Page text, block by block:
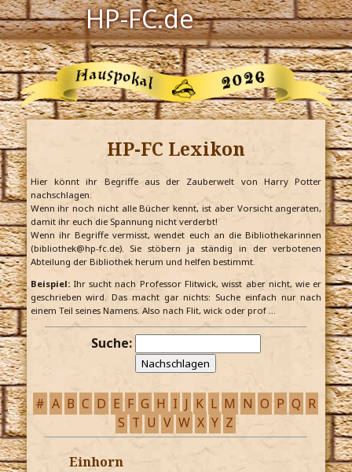
HP-FC.de
Navigation
Harry Potter
Der HP-FC
Hogwarts
Zauberwelt
Willkommen
Jetzt Fanclub-Mitglied werden!
HP-FC Lexikon
Hier könnt ihr Begriffe aus der Zauberwelt von Harry Potter
nachschlagen.
Wenn ihr noch nicht alle Bücher kennt, ist aber Vorsicht angeraten,
damit ihr euch die Spannung nicht verderbt!
Wenn ihr Begriffe vermisst, wendet euch an die Bibliothekarinnen
(bibliothek@hp-fc.de). Sie stöbern ja ständig in der verbotenen
Abteilung der Bibliothek herum und helfen bestimmt.
Beispiel:Ihr sucht nach Professor Flitwick, wisst aber nicht, wie er
geschrieben wird. Das macht gar nichts: Suche einfach nur nach
einem Teil seines Namens. Also nach Flit, wick oder prof …
Suche:
# A B C D E F G H I J K L M N O P Q R
S T U V W X Y Z
Einhorn